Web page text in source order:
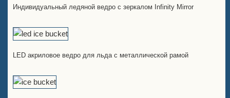
Индивидуальный ледяной ведро с зеркалом Infinity Mirror
LED акриловое ведро для льда с металлической рамой